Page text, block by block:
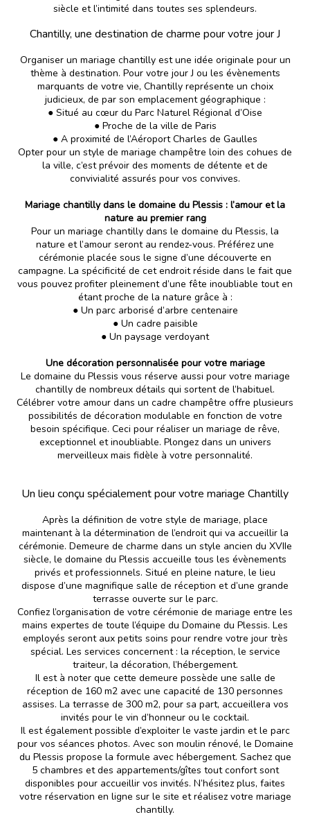
siècle et l’intimité dans toutes ses splendeurs.
Chantilly, une destination de charme pour votre jour J
Organiser un mariage chantilly est une idée originale pour un
thème à destination. Pour votre jour J ou les évènements
marquants de votre vie, Chantilly représente un choix
judicieux, de par son emplacement géographique :
● Situé au cœur du Parc Naturel Régional d’Oise
● Proche de la ville de Paris
● A proximité de l’Aéroport Charles de Gaulles
Opter pour un style de mariage champêtre loin des cohues de
la ville, c’est prévoir des moments de détente et de
convivialité assurés pour vos convives.
Mariage chantilly dans le domaine du Plessis : l’amour et la
nature au premier rang
Pour un mariage chantilly dans le domaine du Plessis, la
nature et l’amour seront au rendez-vous. Préférez une
cérémonie placée sous le signe d’une découverte en
campagne. La spécificité de cet endroit réside dans le fait que
vous pouvez profiter pleinement d’une fête inoubliable tout en
étant proche de la nature grâce à :
● Un parc arborisé d’arbre centenaire
● Un cadre paisible
● Un paysage verdoyant
Une décoration personnalisée pour votre mariage
Le domaine du Plessis vous réserve aussi pour votre mariage
chantilly de nombreux détails qui sortent de l’habituel.
Célébrer votre amour dans un cadre champêtre offre plusieurs
possibilités de décoration modulable en fonction de votre
besoin spécifique. Ceci pour réaliser un mariage de rêve,
exceptionnel et inoubliable. Plongez dans un univers
merveilleux mais fidèle à votre personnalité.
Un lieu conçu spécialement pour votre mariage Chantilly
Après la définition de votre style de mariage, place
maintenant à la détermination de l’endroit qui va accueillir la
cérémonie. Demeure de charme dans un style ancien du XVIIe
siècle, le domaine du Plessis accueille tous les évènements
privés et professionnels. Situé en pleine nature, le lieu
dispose d’une magnifique salle de réception et d’une grande
terrasse ouverte sur le parc.
Confiez l’organisation de votre cérémonie de mariage entre les
mains expertes de toute l’équipe du Domaine du Plessis. Les
employés seront aux petits soins pour rendre votre jour très
spécial. Les services concernent : la réception, le service
traiteur, la décoration, l’hébergement.
Il est à noter que cette demeure possède une salle de
réception de 160 m2 avec une capacité de 130 personnes
assises. La terrasse de 300 m2, pour sa part, accueillera vos
invités pour le vin d’honneur ou le cocktail.
Il est également possible d’exploiter le vaste jardin et le parc
pour vos séances photos. Avec son moulin rénové, le Domaine
du Plessis propose la formule avec hébergement. Sachez que
5 chambres et des appartements/gîtes tout confort sont
disponibles pour accueillir vos invités. N’hésitez plus, faites
votre réservation en ligne sur le site et réalisez votre mariage
chantilly.